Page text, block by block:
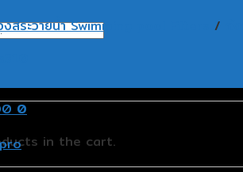
0
in the cart.
สระว่ายน้ำ Swimming pool Filters /